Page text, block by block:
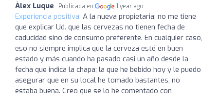
Àlex Luque Publicada en 1 year ago
Experiencia positiva: A la nueva propietaria: no me tiene
que explicar Ud. que las cervezas no tienen fecha de
caducidad sino de consumo preferente. En cualquier caso,
eso no siempre implica que la cerveza esté en buen
estado y más cuando ha pasado casi un año desde la
fecha que indica la chapa; la que he bebido hoy y le puedo
asegurar que en su local he tomado bastantes, no
estaba buena. Creo que se lo he comentado con